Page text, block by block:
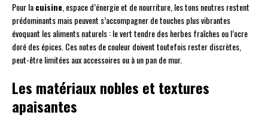
Pour lacuisine, espace d’énergie et de nourriture, les tons neutres restent
prédominants mais peuvent s’accompagner de touches plus vibrantes
évoquant les aliments naturels : le vert tendre des herbes fraîches ou l’ocre
doré des épices. Ces notes de couleur doivent toutefois rester discrètes,
peut-être limitées aux accessoires ou à un pan de mur.
Les matériaux nobles et textures
apaisantes